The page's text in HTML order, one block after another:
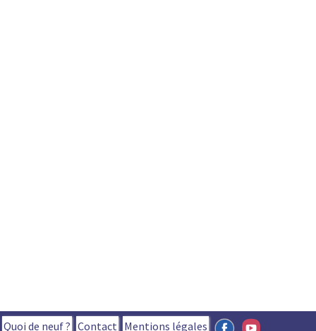
Quoi de neuf ? Contact Mentions légales